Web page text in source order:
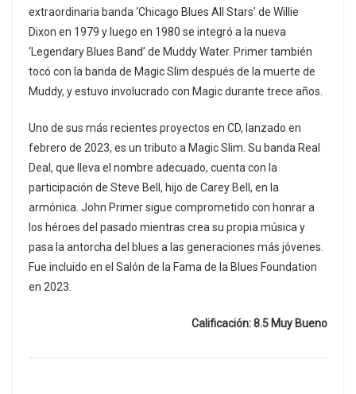
extraordinaria banda ‘Chicago Blues All Stars’ de Willie
Dixon en 1979 y luego en 1980 se integró a la nueva
‘Legendary Blues Band’ de Muddy Water. Primer también
tocó con la banda de Magic Slim después de la muerte de
Muddy, y estuvo involucrado con Magic durante trece años.
Uno de sus más recientes proyectos en CD, lanzado en
febrero de 2023, es un tributo a Magic Slim. Su banda Real
Deal, que lleva el nombre adecuado, cuenta con la
participación de Steve Bell, hijo de Carey Bell, en la
armónica. John Primer sigue comprometido con honrar a
los héroes del pasado mientras crea su propia música y
pasa la antorcha del blues a las generaciones más jóvenes.
Fue incluido en el Salón de la Fama de la Blues Foundation
en 2023.
Calificación: 8.5 Muy Bueno